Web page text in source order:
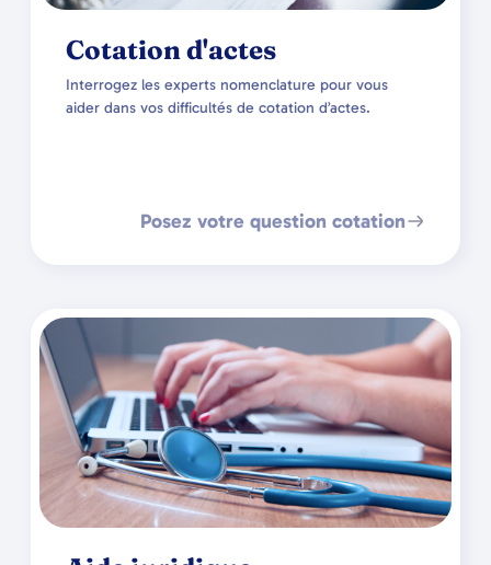
Cotation d'actes
Interrogez les experts nomenclature pour vous
aider dans vos difficultés de cotation d’actes.
Posez votre question cotation